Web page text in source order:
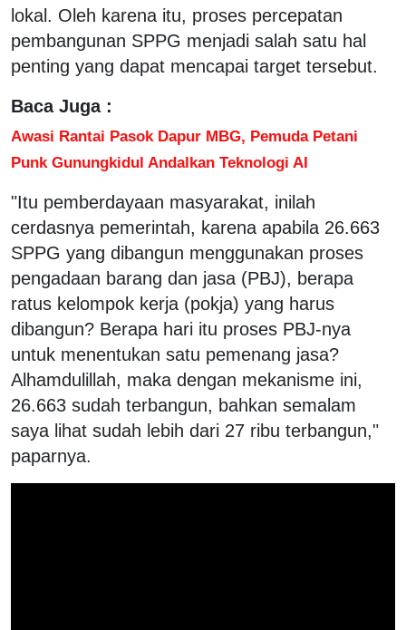
lokal. Oleh karena itu, proses percepatan
pembangunan SPPG menjadi salah satu hal
penting yang dapat mencapai target tersebut.
Baca Juga :
Awasi Rantai Pasok Dapur MBG, Pemuda Petani
Punk Gunungkidul Andalkan Teknologi AI
"Itu pemberdayaan masyarakat, inilah
cerdasnya pemerintah, karena apabila 26.663
SPPG yang dibangun menggunakan proses
pengadaan barang dan jasa (PBJ), berapa
ratus kelompok kerja (pokja) yang harus
dibangun? Berapa hari itu proses PBJ-nya
untuk menentukan satu pemenang jasa?
Alhamdulillah, maka dengan mekanisme ini,
26.663 sudah terbangun, bahkan semalam
saya lihat sudah lebih dari 27 ribu terbangun,"
paparnya.